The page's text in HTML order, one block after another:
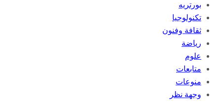
بورتريه
تكنولوجيا
ثقافة وفنون
رياضة
علوم
متابعات
منوعات
وجهة نظر